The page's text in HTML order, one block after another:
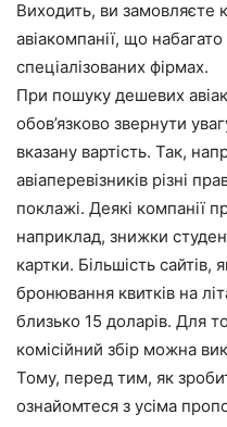
Виходить, ви замовляєте
авіакомпанії, що
спеціалізованих фірмах.
При пошуку дешевих
обов’язково звернути
вказану вартість. Так,
авіаперевізників різні
поклажі. Деякі компанії
наприклад, знижки
картки. Більшість
бронювання квитків на
близько 15 доларів. Для
комісійний збір можна
Тому, перед тим, як
ознайомтеся з усіма